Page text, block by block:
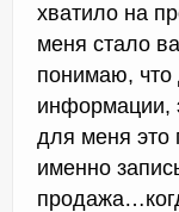
хватило на
меня стало
понимаю, что
информации,
для меня это
именно